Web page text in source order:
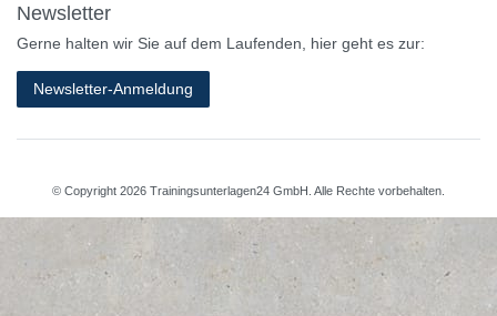
Newsletter
Gerne halten wir Sie auf dem Laufenden, hier geht es zur:
Newsletter-Anmeldung
© Copyright 2026 Trainingsunterlagen24 GmbH. Alle Rechte vorbehalten.